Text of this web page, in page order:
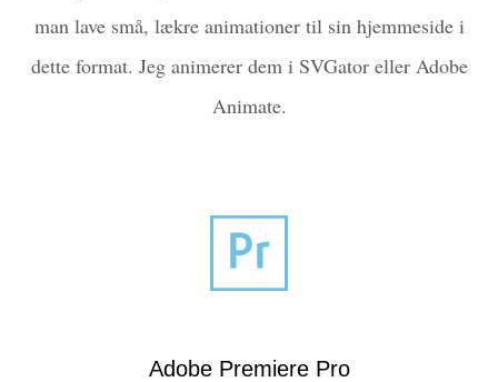
man lave små, lækre animationer til sin hjemmeside i
dette format. Jeg animerer dem i SVGator eller Adobe
Animate.
Adobe Premiere Pro